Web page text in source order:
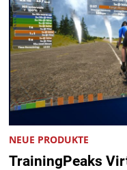
NEUE PRODUKTE
TrainingPeaks